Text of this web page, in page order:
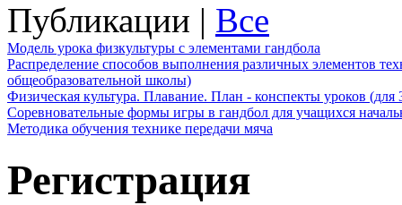
Публикации | Все
Модель урока физкультуры с элементами гандбола
Распределение способов выполнения различных элементов
общеобразовательной школы)
Физическая культура. Плавание. План - конспекты уроков (для
Соревновательные формы игры в гандбол для учащихся
Методика обучения технике передачи мяча
Регистрация